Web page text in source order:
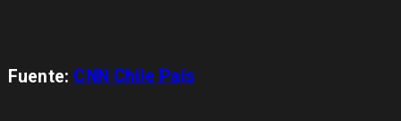
Fuente: CNN Chile País